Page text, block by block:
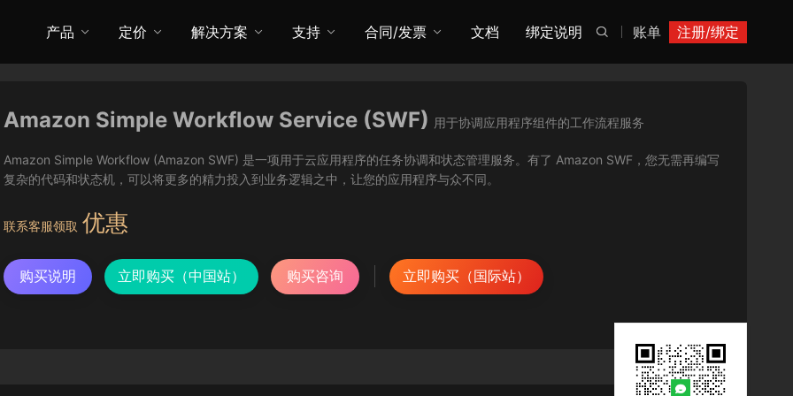
账单 注册/绑定

产品 定价 解决方案 支持 合同/发票 文档 绑定说明
Amazon Simple Workflow Service (SWF) 用于协调应用程序组件的工作流程服务
Amazon Simple Workflow (Amazon SWF) 是一项用于云应用程序的任务协调和状态管理服务。有了 Amazon SWF，您无需再编写
复杂的代码和状态机，可以将更多的精力投入到业务逻辑之中，让您的应用程序与众不同。
联系客服领取 优惠
购买说明 立即购买（中国站） 购买咨询 立即购买（国际站）